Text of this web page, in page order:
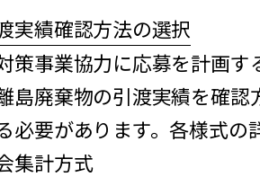
実績確認方法の選択
策事業協力に応募を計画す
島廃棄物の引渡実績を確
必要があります。各様式の
集計方式